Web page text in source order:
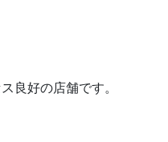
良好の店舗です。